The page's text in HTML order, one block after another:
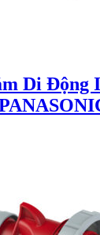
Di Động